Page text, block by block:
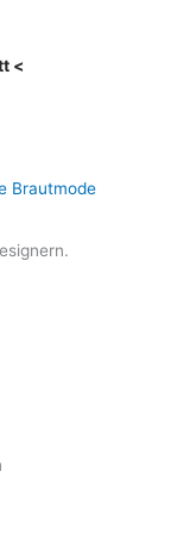
<
Brautmode